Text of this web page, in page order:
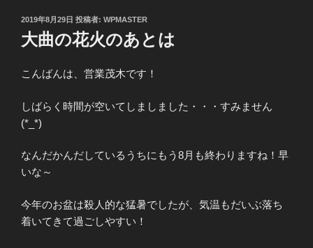
投
日:
2019年8月29日 投稿者: WPMASTER
大曲の花火のあとは
こんばんは、営業茂木です！
しばらく時間が空いてしましました・・・すみません
(*_*)
なんだかんだしているうちにもう8月も終わりますね！早
いな～
今年のお盆は殺人的な猛暑でしたが、気温もだいぶ落ち
着いてきて過ごしやすい！